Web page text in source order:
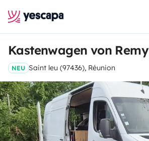
Kastenwagen von Remy
NEU Saint leu (97436), Réunion